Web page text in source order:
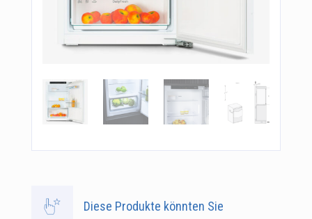
Diese Produkte könnten Sie